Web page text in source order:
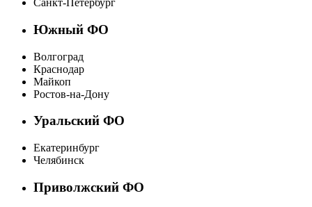
Санкт-Петербург
Южный ФО
Волгоград
Краснодар
Майкоп
Ростов-на-Дону
Уральский ФО
Екатеринбург
Челябинск
Приволжский ФО